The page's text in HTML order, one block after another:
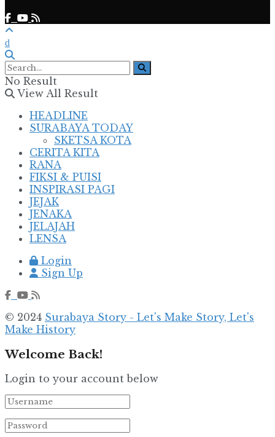
No Result
View All Result
HEADLINE
SURABAYA TODAY
SKETSA KOTA
CERITA KITA
RANA
FIKSI & PUISI
INSPIRASI PAGI
JEJAK
JENAKA
JELAJAH
LENSA
Login
Sign Up
© 2024 Surabaya Story - Let's Make Story, Let's
Make History
Welcome Back!
Login to your account below